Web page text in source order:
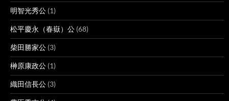
明智光秀公 (1)
松平慶永（春嶽）公 (68)
柴田勝家公 (3)
榊原康政公 (1)
織田信長公 (3)